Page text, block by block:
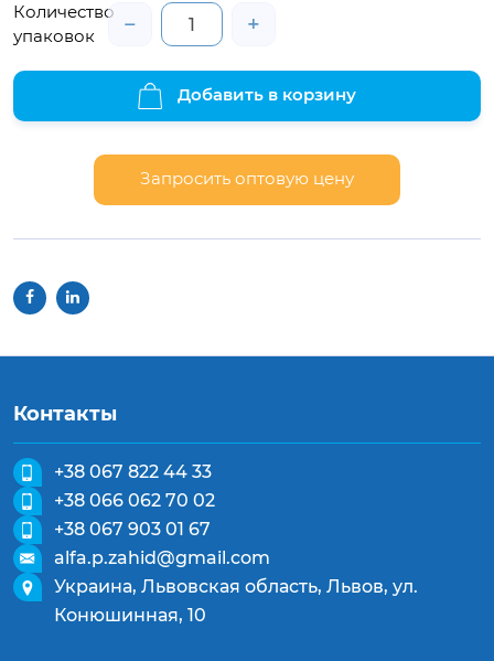
Количество
упаковок
− +
Добавить в корзину
Запросить оптовую цену
Контакты
+38 067 822 44 33
+38 066 062 70 02
+38 067 903 01 67
alfa.p.zahid@gmail.com
Украина, Львовская область, Львов, ул.
Конюшинная, 10